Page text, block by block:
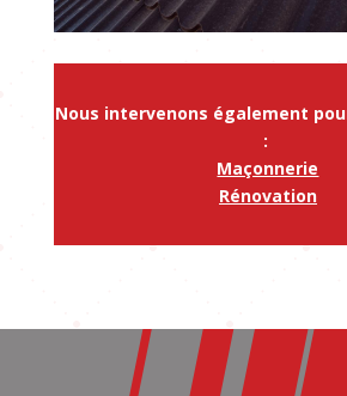
Nous intervenons également
:
Maçonnerie
Rénovation